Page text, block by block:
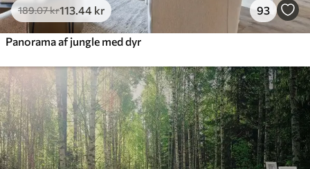
189.07kr113 .44 kr 93
Panorama af jungle med dyr